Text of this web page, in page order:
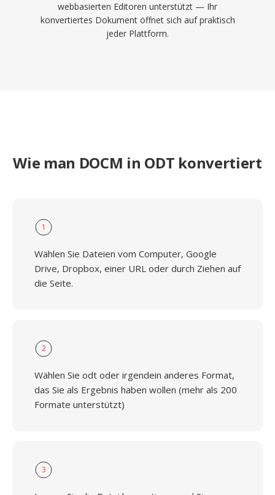
webbasierten Editoren unterstützt — Ihr
konvertiertes Dokument öffnet sich auf praktisch
jeder Plattform.
Wie man DOCM in ODT konvertiert
1
Wählen Sie Dateien vom Computer, Google
Drive, Dropbox, einer URL oder durch Ziehen auf
die Seite.
2
Wählen Sie odt oder irgendein anderes Format,
das Sie als Ergebnis haben wollen (mehr als 200
Formate unterstützt)
3